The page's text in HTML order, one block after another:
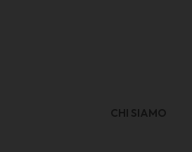
CHI SIAMO